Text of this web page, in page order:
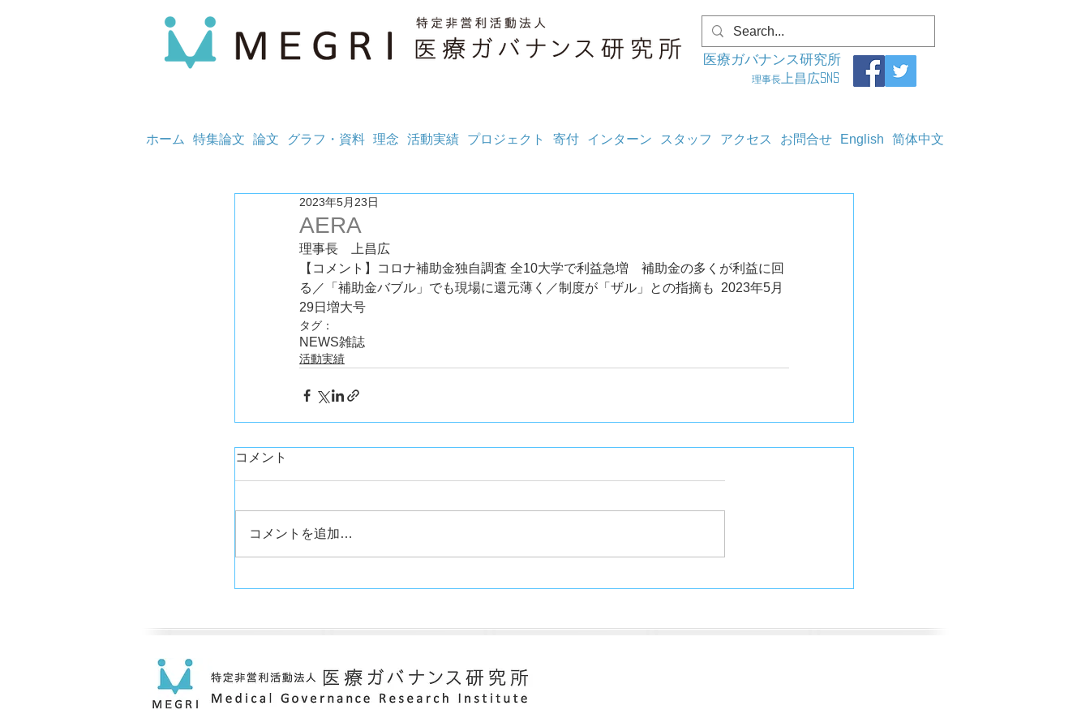
医療ガバナンス研究所
理事長 上昌広SNS
ホーム 特集論文 論文 グラフ・資料 理念 活動実績 プロジェクト 寄付 インターン スタッフ アクセス お問合せ English 简体中文
AERA
2023年5月23日
理事長　上昌広
【コメント】コロナ補助金独自調査 全10大学で利益急増　補助金の多くが利益に回
る／「補助金バブル」でも現場に還元薄く／制度が「ザル」との指摘も	2023年5月
29日増大号
タグ：
NEWS雑誌
活動実績
コメント
コメントを追加…